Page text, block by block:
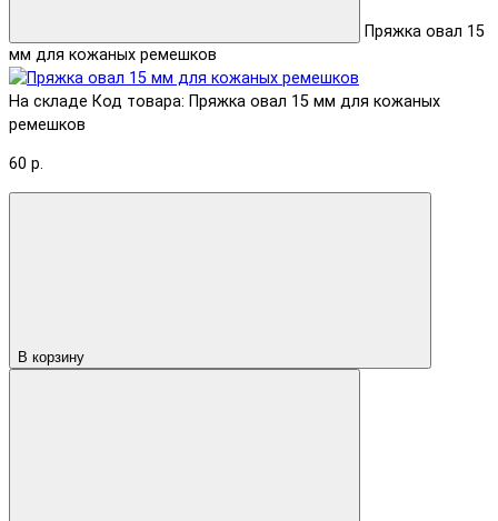
Пряжка овал 15
мм для кожаных ремешков
На складе Код товара: Пряжка овал 15 мм для кожаных
ремешков
60 р.
В корзину